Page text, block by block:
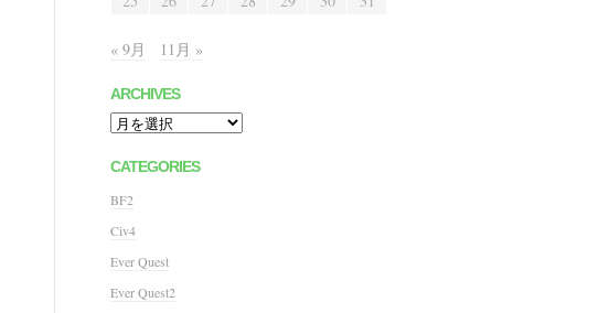
« 9月 11月 »
ARCHIVES
Archives
CATEGORIES
BF2
Civ4
Ever Quest
Ever Quest2